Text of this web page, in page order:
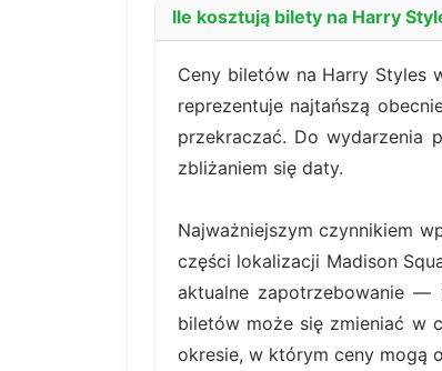
Ile kosztują bilety na Harry
Ceny biletów na Harry Styles
reprezentuje najtańszą
przekraczać. Do wydarzenia
zbliżaniem się daty.
Najważniejszym czynnikiem
części lokalizacji Madison
aktualne zapotrzebowanie —
biletów może się zmieniać w
okresie, w którym ceny mogą